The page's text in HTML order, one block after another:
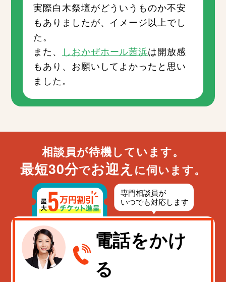
実際白木祭壇がどういうものか不安
もありましたが、イメージ以上でし
た。
また、
しおかぜホール茜浜は開放感
もあり、お願いしてよかったと思い
ました。
相談員が待機しています。
最短30分でお迎え に伺います。
電話をかけ
る